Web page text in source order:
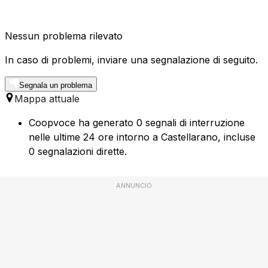
Nessun problema rilevato
In caso di problemi, inviare una segnalazione di seguito.
Segnala un problema
Mappa attuale
Coopvoce ha generato 0 segnali di interruzione
nelle ultime 24 ore intorno a Castellarano, incluse
0 segnalazioni dirette.
ANNUNCIO